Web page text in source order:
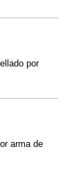
por
arma de